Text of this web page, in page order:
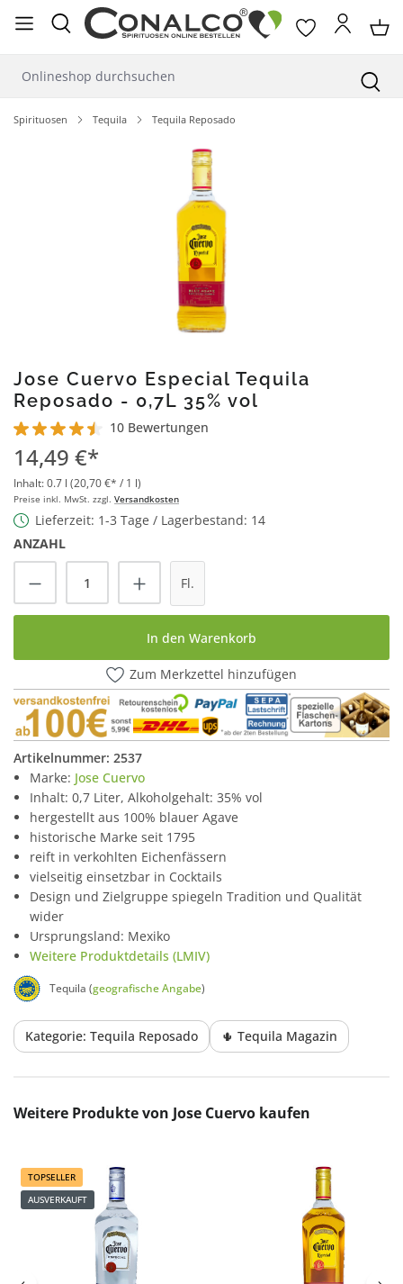
springen
Spirituosen Tequila Tequila Reposado
Jose Cuervo Especial Tequila
Reposado - 0,7L 35% vol
Durchschnittliche Bewertung von 4.6 von 5 Sternen
10 Bewertungen
14,49 €*
Inhalt:0.7 l (20,70 €* / 1 l)
Preise inkl. MwSt. zzgl. Versandkosten
Lieferzeit: 1-3 Tage / Lagerbestand: 14
ANZAHL
Produkt Anzahl: Gib den gewünschten
Fl.
In den Warenkorb
Zum Merkzettel hinzufügen
Artikelnummer: 2537
Marke: Jose Cuervo
Inhalt: 0,7 Liter, Alkoholgehalt: 35% vol
hergestellt aus 100% blauer Agave
historische Marke seit 1795
reift in verkohlten Eichenfässern
vielseitig einsetzbar in Cocktails
Design und Zielgruppe spiegeln Tradition und Qualität
wider
Ursprungsland: Mexiko
Weitere Produktdetails (LMIV)
Tequila (geografische Angabe)
Kategorie: Tequila Reposado 🌵 Tequila Magazin
Produktgalerie überspringen
Weitere Produkte von Jose Cuervo kaufen
TOPSELLER
AUSVERKAUFT